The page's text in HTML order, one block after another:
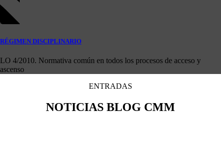
RÉGIMEN DISCIPLINARIO
LO 4/2010. Normativa común en todos los procesos de acceso y
ascenso
ENTRADAS
NOTICIAS BLOG CMM